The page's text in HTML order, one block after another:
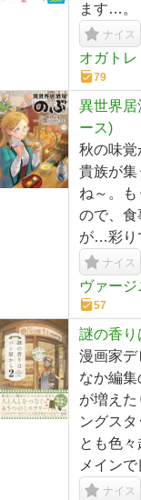
ます…。
ナイス
オガトレ
79
異世界居
ース)
秋の味覚
貴族が集
ね～。
ので、食
が…彩り
ナイス
ヴァー
57
謎の香り
漫画家デ
なか編集
が増え
ングス
とも色
メインで
ナイス